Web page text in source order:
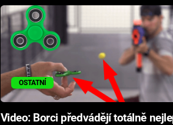
OSTATNÍ
Video: Borci předvádějí totálně